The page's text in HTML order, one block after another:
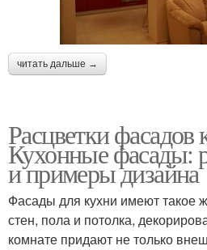
читать дальше →
Расцветки фасадов
Кухонные фасады:
и примеры дизайна
Фасады для кухни имеют такое
стен, пола и потолка,
комнате придают не только